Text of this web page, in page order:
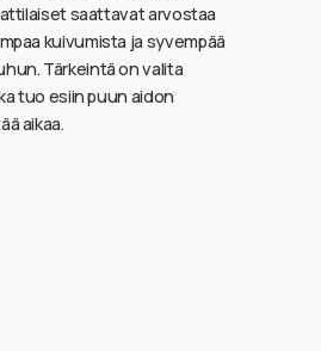
saattavat arvostaa
kuivumista ja syvempää
Tärkeintä on valita
tuo esiin puun aidon
aikaa.